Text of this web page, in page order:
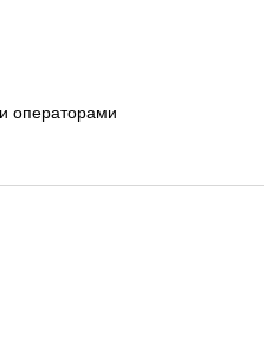
операторами